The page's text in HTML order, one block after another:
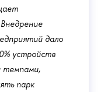
дало
устройств
темпами,
парк